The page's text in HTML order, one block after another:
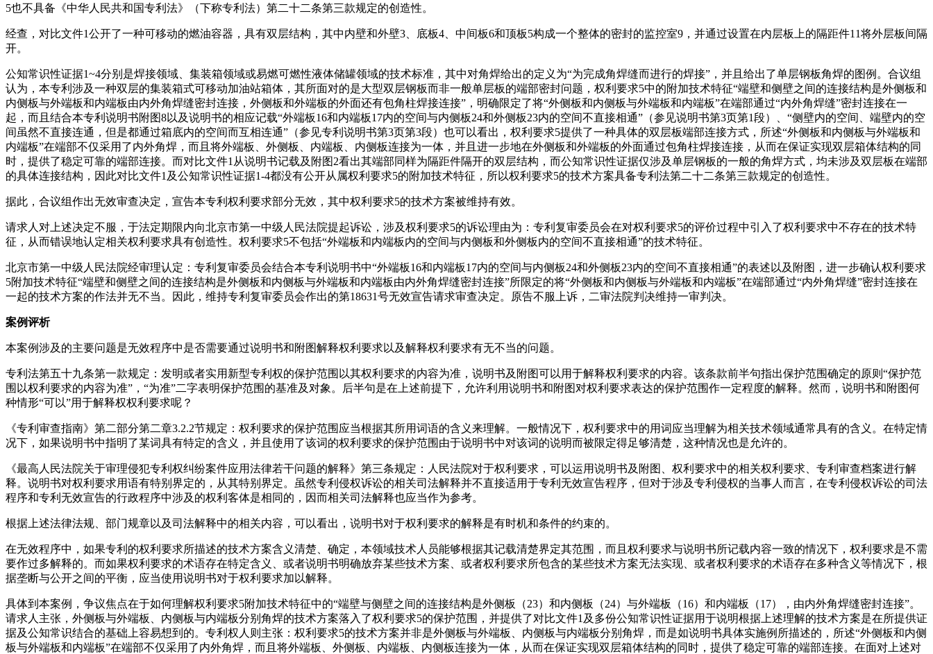
5也不具备《中华人民共和国专利法》（下称专利法）第二十二条第三款规定的创造性。
经查，对比文件1公开了一种可移动的燃油容器，具有双层结构，其中内壁和外壁3、底板4、中间板6和顶板5构成一个整体的密封的监控室9，并通过设置在内层板上的隔距件11将外层板间隔
开。
公知常识性证据1~4分别是焊接领域、集装箱领域或易燃可燃性液体储罐领域的技术标准，其中对角焊给出的定义为“为完成角焊缝而进行的焊接”，并且给出了单层钢板角焊的图例。合议组
认为，本专利涉及一种双层的集装箱式可移动加油站箱体，其所面对的是大型双层钢板而非一般单层板的端部密封问题，权利要求5中的附加技术特征“端壁和侧壁之间的连接结构是外侧板和
内侧板与外端板和内端板由内外角焊缝密封连接，外侧板和外端板的外面还有包角柱焊接连接”，明确限定了将“外侧板和内侧板与外端板和内端板”在端部通过“内外角焊缝”密封连接在一
起，而且结合本专利说明书附图8以及说明书的相应记载“外端板16和内端板17内的空间与内侧板24和外侧板23内的空间不直接相通”（参见说明书第3页第1段）、“侧壁内的空间、端壁内的空
间虽然不直接连通，但是都通过箱底内的空间而互相连通”（参见专利说明书第3页第3段）也可以看出，权利要求5提供了一种具体的双层板端部连接方式，所述“外侧板和内侧板与外端板和
内端板”在端部不仅采用了内外角焊，而且将外端板、外侧板、内端板、内侧板连接为一体，并且进一步地在外侧板和外端板的外面通过包角柱焊接连接，从而在保证实现双层箱体结构的同
时，提供了稳定可靠的端部连接。而对比文件1从说明书记载及附图2看出其端部同样为隔距件隔开的双层结构，而公知常识性证据仅涉及单层钢板的一般的角焊方式，均未涉及双层板在端部
的具体连接结构，因此对比文件1及公知常识性证据1-4都没有公开从属权利要求5的附加技术特征，所以权利要求5的技术方案具备专利法第二十二条第三款规定的创造性。
据此，合议组作出无效审查决定，宣告本专利权利要求部分无效，其中权利要求5的技术方案被维持有效。
请求人对上述决定不服，于法定期限内向北京市第一中级人民法院提起诉讼，涉及权利要求5的诉讼理由为：专利复审委员会在对权利要求5的评价过程中引入了权利要求中不存在的技术特
征，从而错误地认定相关权利要求具有创造性。权利要求5不包括“外端板和内端板内的空间与内侧板和外侧板内的空间不直接相通”的技术特征。
北京市第一中级人民法院经审理认定：专利复审委员会结合本专利说明书中“外端板16和内端板17内的空间与内侧板24和外侧板23内的空间不直接相通”的表述以及附图，进一步确认权利要求
5附加技术特征“端壁和侧壁之间的连接结构是外侧板和内侧板与外端板和内端板由内外角焊缝密封连接”所限定的将“外侧板和内侧板与外端板和内端板”在端部通过“内外角焊缝”密封连接在
一起的技术方案的作法并无不当。因此，维持专利复审委员会作出的第18631号无效宣告请求审查决定。原告不服上诉，二审法院判决维持一审判决。
案例评析
本案例涉及的主要问题是无效程序中是否需要通过说明书和附图解释权利要求以及解释权利要求有无不当的问题。
专利法第五十九条第一款规定：发明或者实用新型专利权的保护范围以其权利要求的内容为准，说明书及附图可以用于解释权利要求的内容。该条款前半句指出保护范围确定的原则“保护范
围以权利要求的内容为准”，“为准”二字表明保护范围的基准及对象。后半句是在上述前提下，允许利用说明书和附图对权利要求表达的保护范围作一定程度的解释。然而，说明书和附图何
种情形“可以”用于解释权权利要求呢？
《专利审查指南》第二部分第二章3.2.2节规定：权利要求的保护范围应当根据其所用词语的含义来理解。一般情况下，权利要求中的用词应当理解为相关技术领域通常具有的含义。在特定情
况下，如果说明书中指明了某词具有特定的含义，并且使用了该词的权利要求的保护范围由于说明书中对该词的说明而被限定得足够清楚，这种情况也是允许的。
《最高人民法院关于审理侵犯专利权纠纷案件应用法律若干问题的解释》第三条规定：人民法院对于权利要求，可以运用说明书及附图、权利要求中的相关权利要求、专利审查档案进行解
释。说明书对权利要求用语有特别界定的，从其特别界定。虽然专利侵权诉讼的相关司法解释并不直接适用于专利无效宣告程序，但对于涉及专利侵权的当事人而言，在专利侵权诉讼的司法
程序和专利无效宣告的行政程序中涉及的权利客体是相同的，因而相关司法解释也应当作为参考。
根据上述法律法规、部门规章以及司法解释中的相关内容，可以看出，说明书对于权利要求的解释是有时机和条件的约束的。
在无效程序中，如果专利的权利要求所描述的技术方案含义清楚、确定，本领域技术人员能够根据其记载清楚界定其范围，而且权利要求与说明书所记载内容一致的情况下，权利要求是不需
要作过多解释的。而如果权利要求的术语存在特定含义、或者说明书明确放弃某些技术方案、或者权利要求所包含的某些技术方案无法实现、或者权利要求的术语存在多种含义等情况下，根
据垄断与公开之间的平衡，应当使用说明书对于权利要求加以解释。
具体到本案例，争议焦点在于如何理解权利要求5附加技术特征中的“端壁与侧壁之间的连接结构是外侧板（23）和内侧板（24）与外端板（16）和内端板（17），由内外角焊缝密封连接”。
请求人主张，外侧板与外端板、内侧板与内端板分别角焊的技术方案落入了权利要求5的保护范围，并提供了对比文件1及多份公知常识性证据用于说明根据上述理解的技术方案是在所提供证
据及公知常识结合的基础上容易想到的。专利权人则主张：权利要求5的技术方案并非是外侧板与外端板、内侧板与内端板分别角焊，而是如说明书具体实施例所描述的，所述“外侧板和内侧
板与外端板和内端板”在端部不仅采用了内外角焊，而且将外端板、外侧板、内端板、内侧板连接为一体，从而在保证实现双层箱体结构的同时，提供了稳定可靠的端部连接。在面对上述对